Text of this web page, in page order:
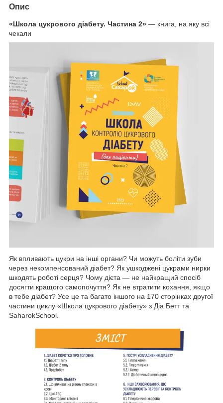
Опис
«Школа цукрового діабету. Частина 2» — книга, на яку всі
чекали
Як впливають цукри на інші органи? Чи можуть боліти зуби
через некомпенсований діабет? Як ушкоджені цукрами нирки
шкодять роботі серця? Чому дієта — не найкращий спосіб
досягти кращого самопочуття? Як не втратити кохання, якщо
в тебе діабет? Усе це та багато іншого на 170 сторінках другої
частини циклу «Школа цукрового діабету» з Діа Бетт та
SaharokSchool.